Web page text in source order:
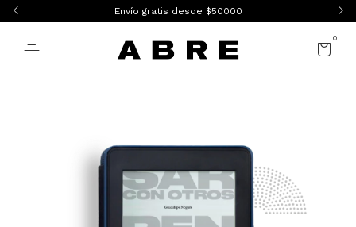
Envío gratis desde $50000
0